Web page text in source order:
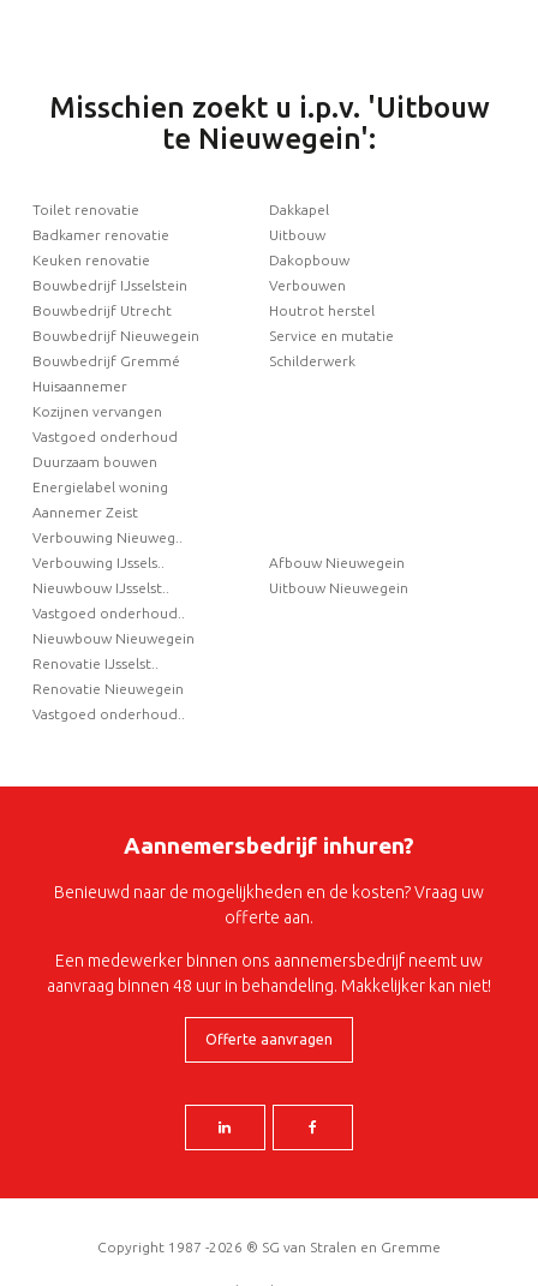
Misschien zoekt u i.p.v. 'Uitbouw
te Nieuwegein':
Toilet renovatie
Badkamer renovatie
Keuken renovatie
Bouwbedrijf IJsselstein
Bouwbedrijf Utrecht
Bouwbedrijf Nieuwegein
Bouwbedrijf Gremmé
Dakkapel
Uitbouw
Dakopbouw
Verbouwen
Houtrot herstel
Service en mutatie
Schilderwerk
Huisaannemer
Kozijnen vervangen
Vastgoed onderhoud
Duurzaam bouwen
Energielabel woning
Aannemer Zeist
Verbouwing Nieuweg..
Verbouwing IJssels..
Nieuwbouw IJsselst..
Vastgoed onderhoud..
Nieuwbouw Nieuwegein
Renovatie IJsselst..
Renovatie Nieuwegein
Vastgoed onderhoud..
Afbouw Nieuwegein
Uitbouw Nieuwegein
Aannemersbedrijf inhuren?
Benieuwd naar de mogelijkheden en de kosten? Vraag uw
offerte aan.
Een medewerker binnen ons aannemersbedrijf neemt uw
aanvraag binnen 48 uur in behandeling. Makkelijker kan niet!
Offerte aanvragen
Copyright 1987 -2026 ® SG van Stralen en Gremme